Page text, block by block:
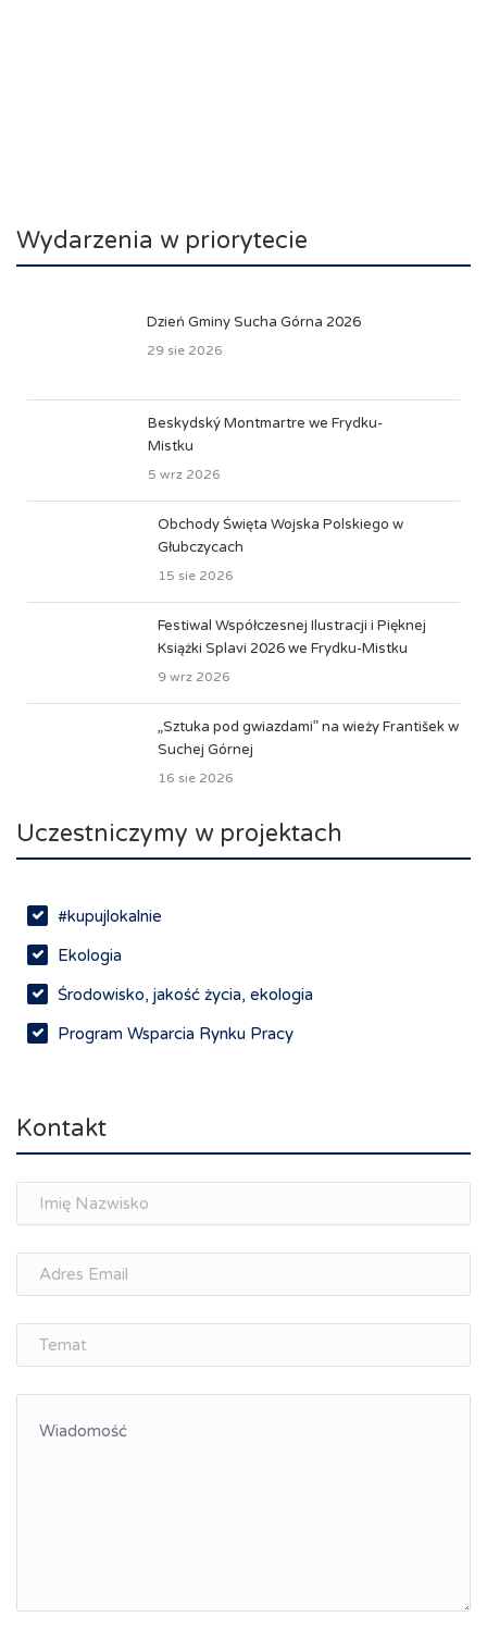
Wydarzenia w priorytecie
Dzień Gminy Sucha Górna 2026
29 sie 2026
Beskydský Montmartre we Frydku-
Mistku
5 wrz 2026
Obchody Święta Wojska Polskiego w
Głubczycach
15 sie 2026
Festiwal Współczesnej Ilustracji i Pięknej
Książki Splavi 2026 we Frydku-Mistku
9 wrz 2026
„Sztuka pod gwiazdami” na wieży František w
Suchej Górnej
16 sie 2026
Uczestniczymy w projektach
#kupujlokalnie
Ekologia
Środowisko, jakość życia, ekologia
Program Wsparcia Rynku Pracy
Spotkania branżowe
osobisty
Memorandum Gospodarcze PL-CZ
Śląskie Porozumienie Gospodarcze
ŚLĄSK.ONLINE
Integracja
Kontakt